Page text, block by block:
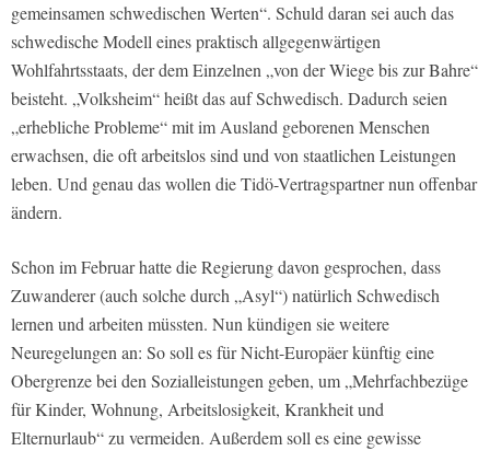
gemeinsamen schwedischen Werten“. Schuld daran sei auch das
schwedische Modell eines praktisch allgegenwärtigen
Wohlfahrtsstaats, der dem Einzelnen „von der Wiege bis zur Bahre“
beisteht. „Volksheim“ heißt das auf Schwedisch. Dadurch seien
„erhebliche Probleme“ mit im Ausland geborenen Menschen
erwachsen, die oft arbeitslos sind und von staatlichen Leistungen
leben. Und genau das wollen die Tidö-Vertragspartner nun offenbar
ändern.
Schon im Februar hatte die Regierung davon gesprochen, dass
Zuwanderer (auch solche durch „Asyl“) natürlich Schwedisch
lernen und arbeiten müssten. Nun kündigen sie weitere
Neuregelungen an: So soll es für Nicht-Europäer künftig eine
Obergrenze bei den Sozialleistungen geben, um „Mehrfachbezüge
für Kinder, Wohnung, Arbeitslosigkeit, Krankheit und
Elternurlaub“ zu vermeiden. Außerdem soll es eine gewisse